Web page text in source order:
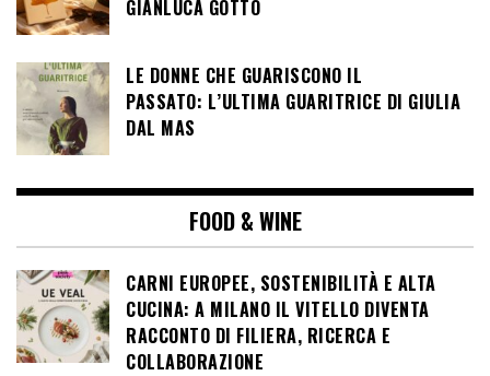
GIANLUCA GOTTO
LE DONNE CHE GUARISCONO IL
PASSATO: L’ULTIMA GUARITRICE DI GIULIA
DAL MAS
FOOD & WINE
CARNI EUROPEE, SOSTENIBILITÀ E ALTA
CUCINA: A MILANO IL VITELLO DIVENTA
RACCONTO DI FILIERA, RICERCA E
COLLABORAZIONE